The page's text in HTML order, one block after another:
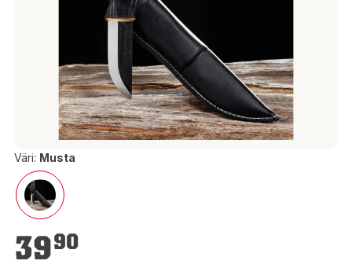
Väri: Musta
3990